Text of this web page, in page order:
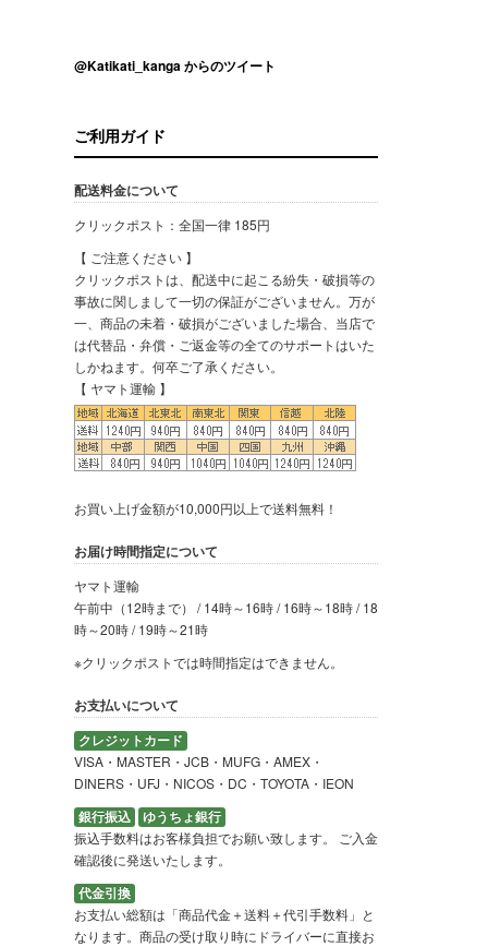
@Katikati_kanga からのツイート
ご利用ガイド
配送料金について
クリックポスト：全国一律 185円
【 ご注意ください 】
クリックポストは、配送中に起こる紛失・破損等の
事故に関しまして一切の保証がございません。万が
一、商品の未着・破損がございました場合、当店で
は代替品・弁償・ご返金等の全てのサポートはいた
しかねます。何卒ご了承ください。
【 ヤマト運輸 】
お買い上げ金額が10,000円以上で送料無料！
お届け時間指定について
ヤマト運輸
午前中（12時まで） / 14時～16時 / 16時～18時 / 18
時～20時 / 19時～21時
※クリックポストでは時間指定はできません。
お支払いについて
クレジットカード
VISA・MASTER・JCB・MUFG・AMEX・
DINERS・UFJ・NICOS・DC・TOYOTA・IEON
銀行振込
ゆうちょ銀行
振込手数料はお客様負担でお願い致します。 ご入金
確認後に発送いたします。
代金引換
お支払い総額は「商品代金＋送料＋代引手数料」と
なります。商品の受け取り時にドライバーに直接お